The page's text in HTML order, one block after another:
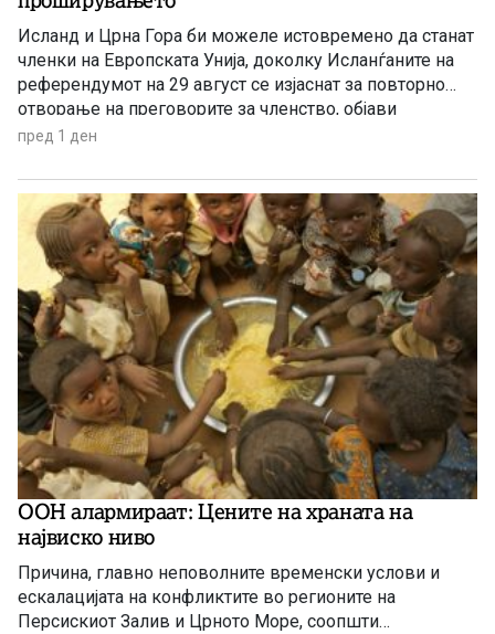
Исланд и Црна Гора би можеле истовремено да станат
членки на Европската Унија, доколку Исланѓаните на
референдумот на 29 август се изјаснат за повторно
отворање на преговорите за членство, објави
„Политико“, повикувајќи се на европски претставници
пред 1 ден
ООН алармираат: Цените на храната на
највиско ниво
Причина, главно неповолните временски услови и
ескалацијата на конфликтите во регионите на
Персискиот Залив и Црното Море, соопшти